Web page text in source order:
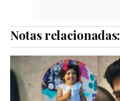
Notas relacionadas: